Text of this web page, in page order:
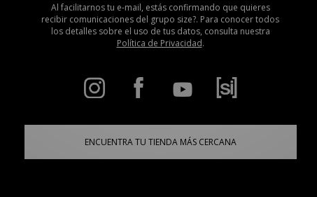
Al facilitarnos tu e-mail, estás confirmando que quieres
recibir comunicaciones del grupo size?. Para conocer todos
los detalles sobre el uso de tus datos, consulta nuestra
Política de Privacidad.
ENCUENTRA TU TIENDA MÁS CERCANA